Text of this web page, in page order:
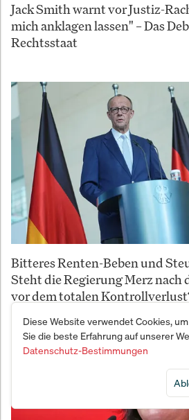
Jack Smith warnt vor Justiz-
mich anklagen lassen" – Das
Rechtsstaat
Bitteres Renten-Beben und
Steht die Regierung Merz nach
vor dem totalen
Diese Website verwendet Cookies,
Sie die beste Erfahrung auf unserer
Datenschutz-Bestimmungen